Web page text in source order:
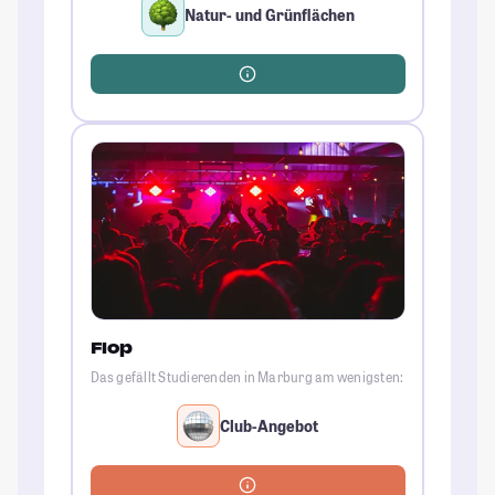
Natur- und Grünflächen
Flop
Das gefällt Studierenden in Marburg am wenigsten:
Club-Angebot